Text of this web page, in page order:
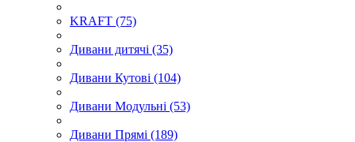
KRAFT (75)
Дивани дитячі (35)
Дивани Кутові (104)
Дивани Модульні (53)
Дивани Прямі (189)